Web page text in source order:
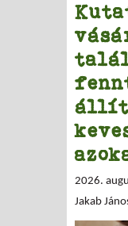
2026.
Jakab